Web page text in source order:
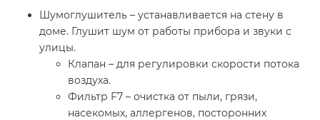
Шумоглушитель – устанавливается на стену в
доме. Глушит шум от работы прибора и звуки с
улицы.
Клапан – для регулировки скорости потока
воздуха.
Фильтр F7 – очистка от пыли, грязи,
насекомых, аллергенов, посторонних